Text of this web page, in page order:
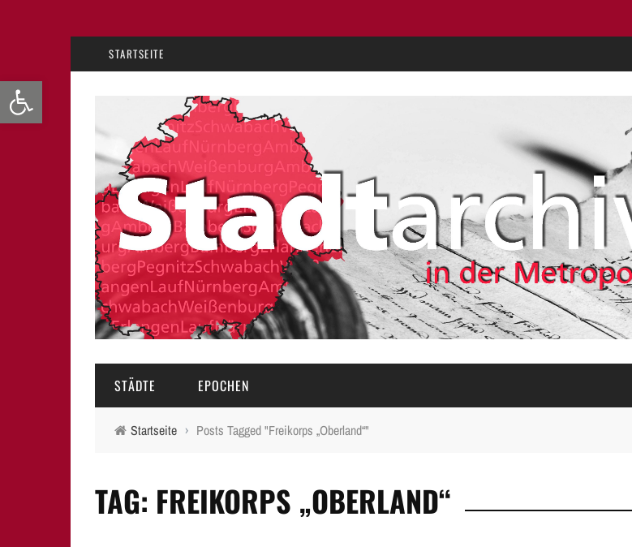
Werkzeugleiste öffnen
STARTSEITE
STÄDTE
BAMBERG
EPOCHEN
16.-18. JAHRHUNDERT
Startseite › Posts Tagged "Freikorps „Oberland“"
TAG: FREIKORPS „OBERLAND“